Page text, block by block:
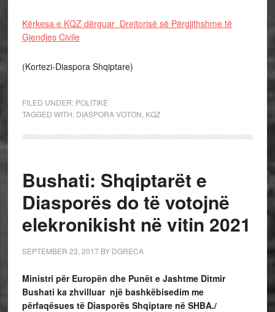
Kërkesa e KQZ dërguar Drejtorisë së Përgjithshme të
Gjendjes Civile
(Kortezi-Diaspora Shqiptare)
FILED UNDER: POLITIKE
TAGGED WITH: DIASPORA VOTON KQZ
Bushati: Shqiptarët e
Diasporës do të votojnë
elekronikisht në vitin 2021
SEPTEMBER 23, 2017BY DGRECA
Ministri për Europën dhe Punët e Jashtme Ditmir
Bushati ka zhvilluar një bashkëbisedim me
përfaqësues të Diasporës Shqiptare në SHBA./